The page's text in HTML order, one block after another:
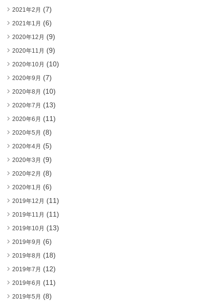
2021年2月 (7)
2021年1月 (6)
2020年12月 (9)
2020年11月 (9)
2020年10月 (10)
2020年9月 (7)
2020年8月 (10)
2020年7月 (13)
2020年6月 (11)
2020年5月 (8)
2020年4月 (5)
2020年3月 (9)
2020年2月 (8)
2020年1月 (6)
2019年12月 (11)
2019年11月 (11)
2019年10月 (13)
2019年9月 (6)
2019年8月 (18)
2019年7月 (12)
2019年6月 (11)
2019年5月 (8)